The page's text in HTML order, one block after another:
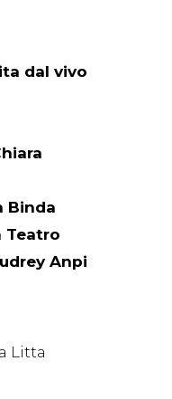
dal vivo
Binda
Teatro
Anpi
Litta